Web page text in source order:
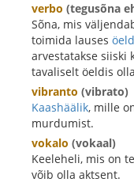
verbo (tegusõna
Sõna, mis
toimida lauses
arvestatakse siiski
tavaliselt öeldis
vibranto (vibrato)
Kaashäälik, mille
murdumist.
vokalo (vokaal)
Keeleheli, mis on
võib olla aktsent.